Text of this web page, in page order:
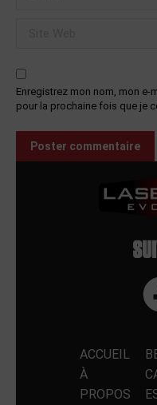
Enregistrez mon nom, mon e-
pour la prochaine fois que je
Poster commentaire
ACCUEIL
À
PROPOS